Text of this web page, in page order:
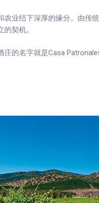
业结下深厚的缘分。由
契机。
的名字就是Casa